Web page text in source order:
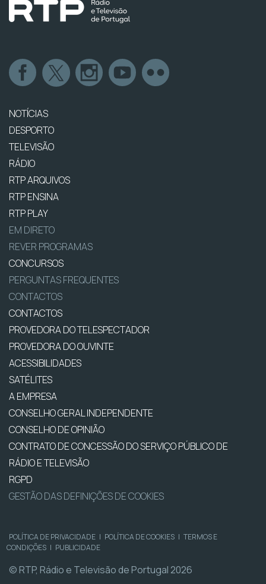
NOTÍCIAS
DESPORTO
TELEVISÃO
RÁDIO
RTP ARQUIVOS
RTP ENSINA
RTP PLAY
EM DIRETO
REVER PROGRAMAS
CONCURSOS
PERGUNTAS FREQUENTES
CONTACTOS
CONTACTOS
PROVEDORA DO TELESPECTADOR
PROVEDORA DO OUVINTE
ACESSIBILIDADES
SATÉLITES
A EMPRESA
CONSELHO GERAL INDEPENDENTE
CONSELHO DE OPINIÃO
CONTRATO DE CONCESSÃO DO SERVIÇO PÚBLICO DE
RÁDIO E TELEVISÃO
RGPD
GESTÃO DAS DEFINIÇÕES DE COOKIES
POLÍTICA DE PRIVACIDADE | POLÍTICA DE COOKIES | TERMOS E
CONDIÇÕES | PUBLICIDADE
© RTP, Rádio e Televisão de Portugal 2026